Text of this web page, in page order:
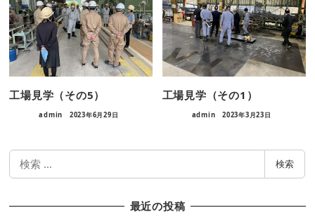
工場見学（その5）
admin 2023年6月29日
工場見学（その1）
admin 2023年3月23日
索
検索
最近の投稿